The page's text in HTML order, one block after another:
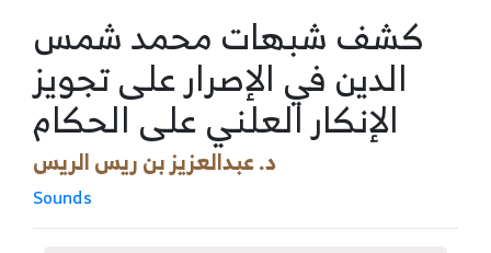
كشف شبهات محمد شمس
الدين في الإصرار على تجويز
الإنكار العلني على الحكام
د. عبدالعزيز بن ريس الريس
Sounds